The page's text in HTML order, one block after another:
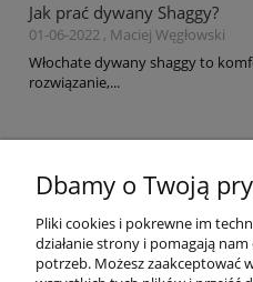
Jak prać dywany Shaggy?
01-06-2022 , Maciej Węgłowski
Włochate dywany shaggy to
rozwiązanie,...
Płatności
Dbamy o Twoją
Pliki cookies i pokrewne im
działanie strony i pomagają
potrzeb. Możesz zaakceptować